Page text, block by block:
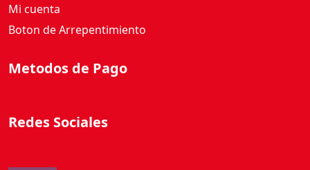
Mi cuenta
Boton de Arrepentimiento
Metodos de Pago
Redes Sociales